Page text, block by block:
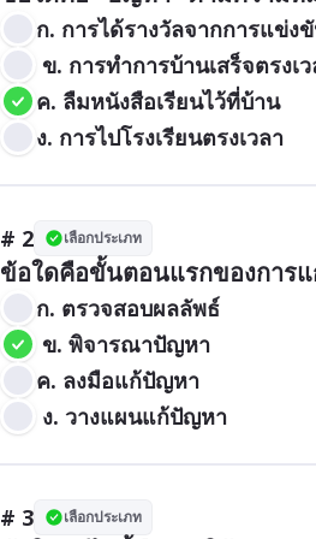
ก. การได้รางวัลจากการแข่ง
ข. การทำการบ้านเสร็จตรงเ
ค. ลืมหนังสือเรียนไว้ที่บ้าน
ง. การไปโรงเรียนตรงเวลา
# 2 เลือกประเภท
ข้อใดคือขั้นตอนแรกของการ
ก. ตรวจสอบผลลัพธ์
ข. พิจารณาปัญหา
ค. ลงมือแก้ปัญหา
ง. วางแผนแก้ปัญหา
# 3 เลือกประเภท